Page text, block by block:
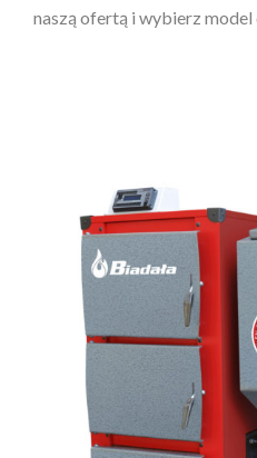
naszą ofertą i wybierz model